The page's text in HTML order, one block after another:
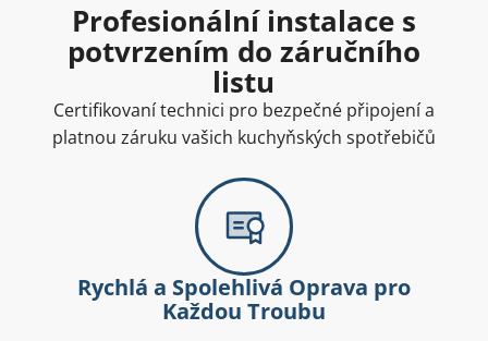
Profesionální instalace s
potvrzením do záručního
listu
Certifikovaní technici pro bezpečné připojení a
platnou záruku vašich kuchyňských spotřebičů
Rychlá a Spolehlivá Oprava pro
Každou Troubu